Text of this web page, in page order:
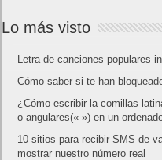
Lo más visto
Letra de canciones populares
Cómo saber si te han
¿Cómo escribir la comillas
o angulares(« ») en un
10 sitios para recibir SMS de
mostrar nuestro número real